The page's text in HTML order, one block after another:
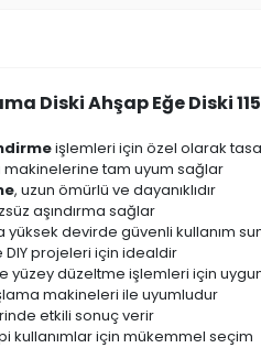
Diski Ahşap Eğe Diski
işlemleri için özel olarak
tam uyum sağlar
, uzun ömürlü ve dayanıklıdır
aşındırma sağlar
yüksek devirde güvenli kullanım
projeleri için idealdir
yüzey düzeltme işlemleri için
makineleri ile uyumludur
etkili sonuç verir
kullanımlar için mükemmel seçim